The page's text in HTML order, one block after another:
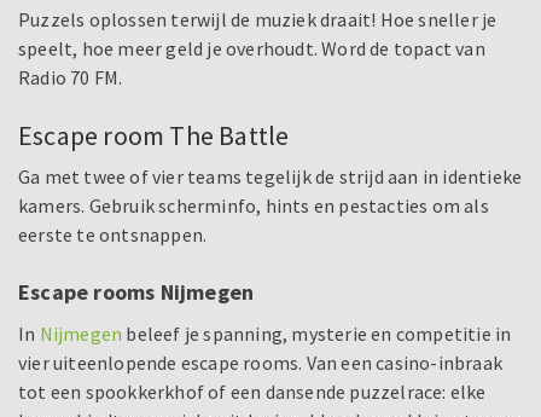
Puzzels oplossen terwijl de muziek draait! Hoe sneller je
speelt, hoe meer geld je overhoudt. Word de topact van
Radio 70 FM.
Escape room The Battle
Ga met twee of vier teams tegelijk de strijd aan in identieke
kamers. Gebruik scherminfo, hints en pestacties om als
eerste te ontsnappen.
Escape rooms Nijmegen
In Nijmegen beleef je spanning, mysterie en competitie in
vier uiteenlopende escape rooms. Van een casino-inbraak
tot een spookkerkhof of een dansende puzzelrace: elke